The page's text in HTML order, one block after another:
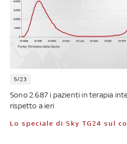
5/23
Sono 2.687 i pazienti in terapia
rispetto a ieri
Lo speciale di Sky TG24 sul